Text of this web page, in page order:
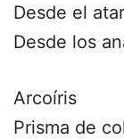
Desde el
Desde los
Arcoíris
Prisma de